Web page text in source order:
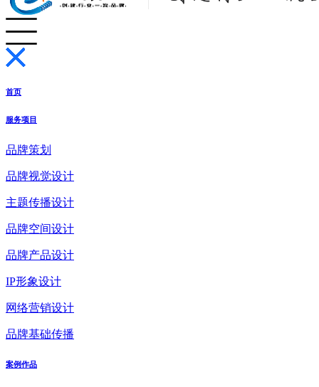
首页
服务项目
品牌策划
品牌视觉设计
主题传播设计
品牌空间设计
品牌产品设计
IP形象设计
网络营销设计
品牌基础传播
案例作品